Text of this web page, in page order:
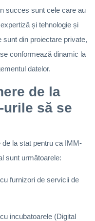
succes sunt cele care au
și tehnologie și
din proiectare private,
conformează dinamic la
datelor.
de la
urile să se
de la stat pentru ca IMM-
sunt următoarele:
furnizori de servicii de
incubatoarele (Digital